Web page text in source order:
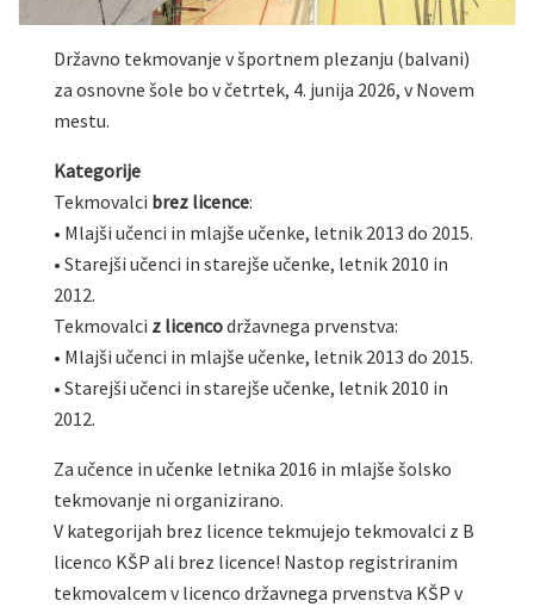
Državno tekmovanje v športnem plezanju (balvani)
za osnovne šole bo v četrtek, 4. junija 2026, v Novem
mestu.
Kategorije
Tekmovalci brez licence:
• Mlajši učenci in mlajše učenke, letnik 2013 do 2015.
• Starejši učenci in starejše učenke, letnik 2010 in
2012.
Tekmovalci z licencodržavnega prvenstva:
• Mlajši učenci in mlajše učenke, letnik 2013 do 2015.
• Starejši učenci in starejše učenke, letnik 2010 in
2012.
Za učence in učenke letnika 2016 in mlajše šolsko
tekmovanje ni organizirano.
V kategorijah brez licence tekmujejo tekmovalci z B
licenco KŠP ali brez licence! Nastop registriranim
tekmovalcem v licenco državnega prvenstva KŠP v